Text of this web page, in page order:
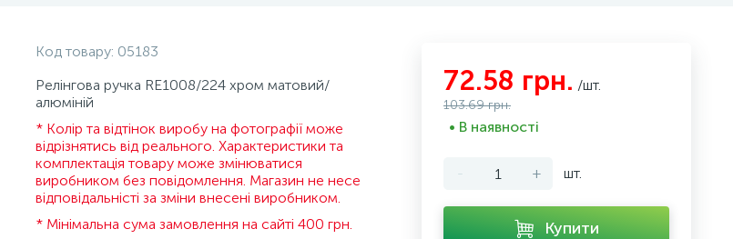
Код товару: 05183
Релінгова ручка RE1008/224 хром матовий/
алюміній
* Колір та відтінок виробу на фотографії може
відрізнятись від реального. Характеристики та
комплектація товару може змінюватися
виробником без повідомлення. Магазин не несе
відповідальністі за зміни внесені виробником.
* Мінімальна сума замовлення на сайті 400 грн.
72.58 грн. /шт.
103.69 грн.
• В наявності
- + шт.
Купити